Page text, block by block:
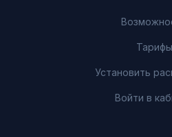
Тарифы
Установить
Войти в